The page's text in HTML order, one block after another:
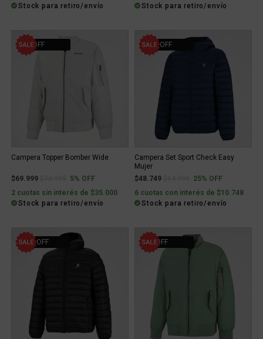
Stock para retiro/envío
Stock para retiro/envío
5% OFF
Campera Topper Bomber Wide
$69.999 Price reduced from
to5% OFF
2 cuotas sin interés de $35.000
Stock para retiro/envío
25% OFF
Campera Set Sport Check Easy
Mujer
$48.749
Price reduced from
to25% OFF
6 cuotas con interés de $10.748
Stock para retiro/envío
25% OFF 5% OFF